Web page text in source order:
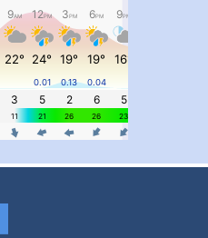
#PipIvanWeather
 ...